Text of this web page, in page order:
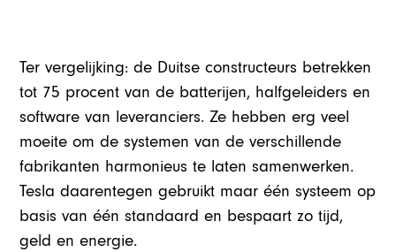
Ter vergelijking: de Duitse constructeurs betrekken
tot 75 procent van de batterijen, halfgeleiders en
software van leveranciers. Ze hebben erg veel
moeite om de systemen van de verschillende
fabrikanten harmonieus te laten samenwerken.
Tesla daarentegen gebruikt maar één systeem op
basis van één standaard en bespaart zo tijd,
geld en energie.